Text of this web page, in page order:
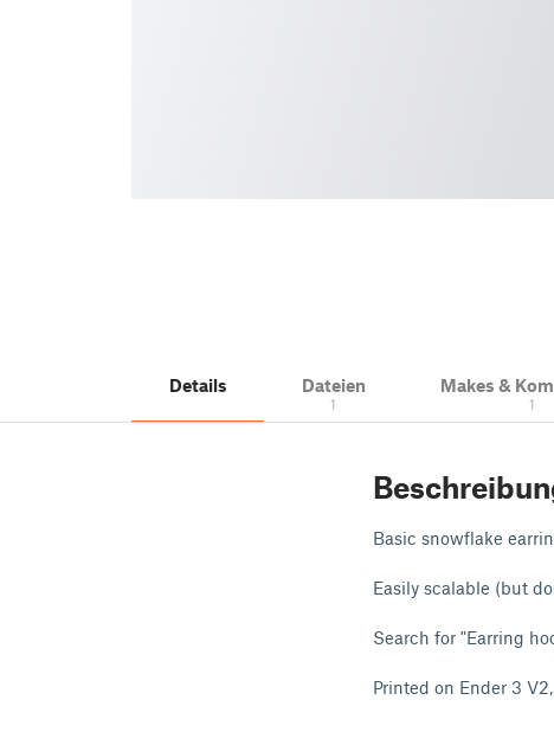
Details Dateien
1
Makes &
1
Basic snowflake
Easily scalable (but
Search for "Earring
Printed on Ender 3